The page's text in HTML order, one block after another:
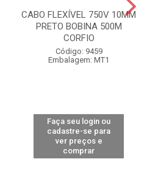
CABO FLEXÍVEL 750V 10MM
PRETO BOBINA 500M
CORFIO
Código: 9459
Embalagem: MT1
Faça seu login ou
cadastre-se para
ver preços e
comprar